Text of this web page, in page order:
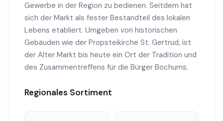
Gewerbe in der Region zu bedienen. Seitdem hat
sich der Markt als fester Bestandteil des lokalen
Lebens etabliert. Umgeben von historischen
Gebäuden wie der Propsteikirche St. Gertrud, ist
der Alter Markt bis heute ein Ort der Tradition und
des Zusammentreffens für die Bürger Bochums.
Regionales Sortiment